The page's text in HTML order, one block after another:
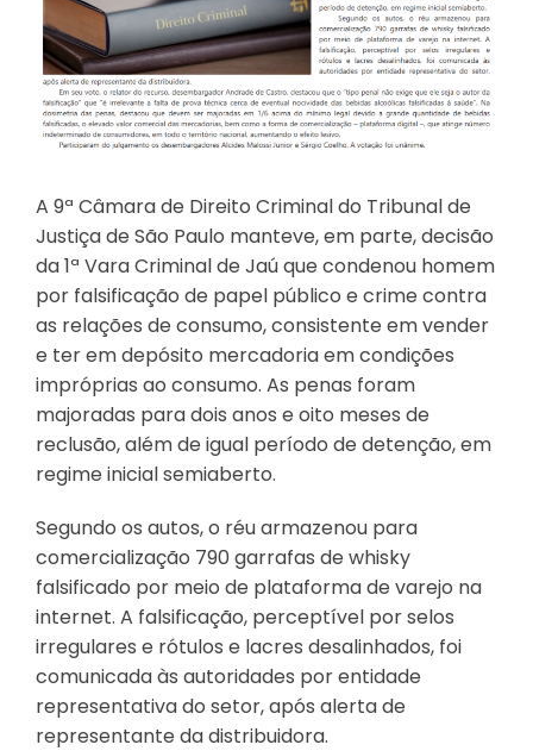
A 9ª Câmara de Direito Criminal do Tribunal de
Justiça de São Paulo manteve, em parte, decisão
da 1ª Vara Criminal de Jaú que condenou homem
por falsificação de papel público e crime contra
as relações de consumo, consistente em vender
e ter em depósito mercadoria em condições
impróprias ao consumo. As penas foram
majoradas para dois anos e oito meses de
reclusão, além de igual período de detenção, em
regime inicial semiaberto.
Segundo os autos, o réu armazenou para
comercialização 790 garrafas de whisky
falsificado por meio de plataforma de varejo na
internet. A falsificação, perceptível por selos
irregulares e rótulos e lacres desalinhados, foi
comunicada às autoridades por entidade
representativa do setor, após alerta de
representante da distribuidora.